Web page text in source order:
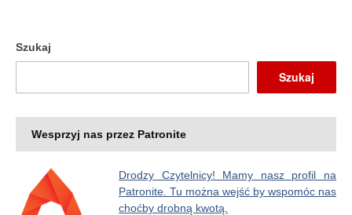
Szukaj
Szukaj
Wesprzyj nas przez Patronite
Drodzy Czytelnicy! Mamy nasz profil na
Patronite. Tu można wejść by wspomóc nas
choćby drobną kwotą.